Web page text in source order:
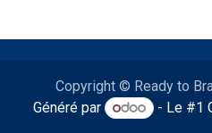
Copyright © Ready to
Généré par - Le #1